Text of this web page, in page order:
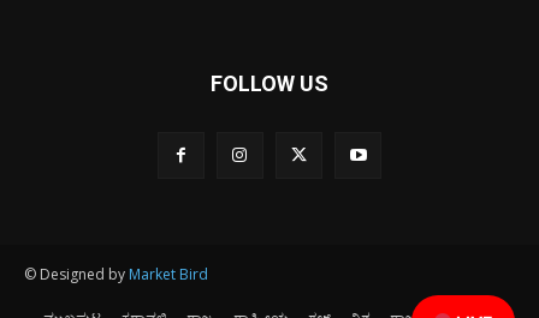
FOLLOW US
© Designed by Market Bird